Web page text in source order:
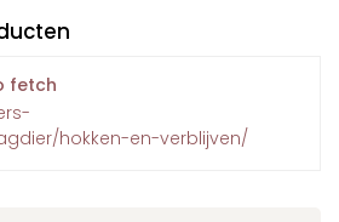
fetch
hokken-en-verblijven/